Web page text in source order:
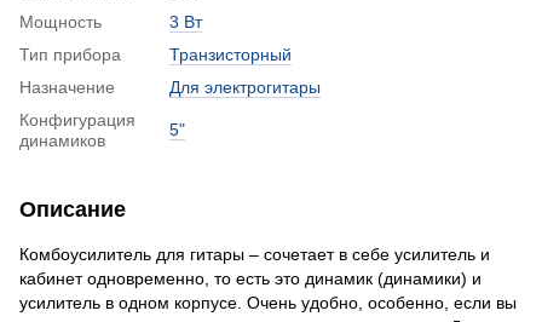
Мощность
3 Вт
Тип прибора
Транзисторный
Назначение
Для электрогитары
Конфигурация
динамиков
5"
Описание
Комбоусилитель для гитары – сочетает в себе усилитель и
кабинет одновременно, то есть это динамик (динамики) и
усилитель в одном корпусе. Очень удобно, особенно, если вы